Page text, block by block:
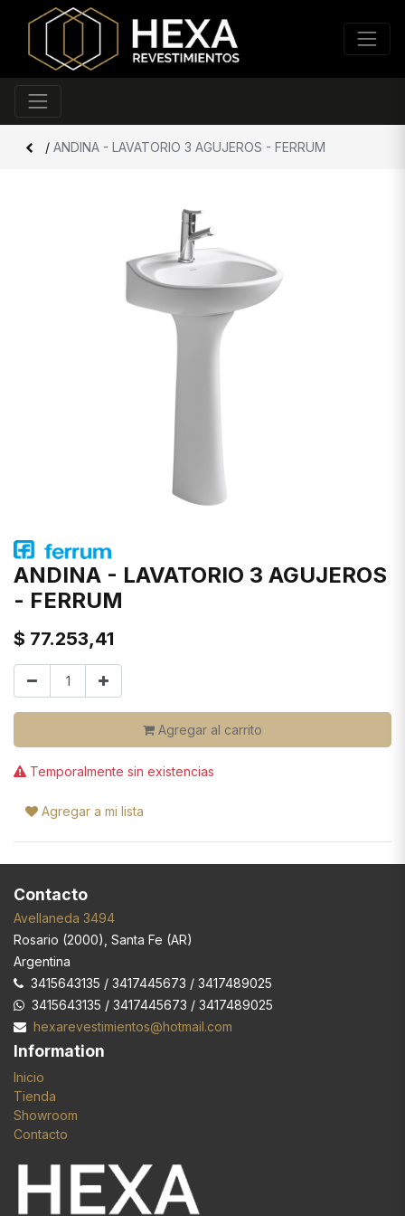
/ ANDINA - LAVATORIO 3 AGUJEROS - FERRUM
ANDINA - LAVATORIO 3 AGUJEROS
- FERRUM
$ 77.253,41
Agregar al carrito
Temporalmente sin existencias
Agregar a mi lista
Contacto
Avellaneda 3494
Rosario (2000), Santa Fe (AR)
Argentina
3415643135 / 3417445673 / 3417489025
3415643135 / 3417445673 / 3417489025
hexarevestimientos@hotmail.com
Information
Inicio
Tienda
Showroom
Contacto